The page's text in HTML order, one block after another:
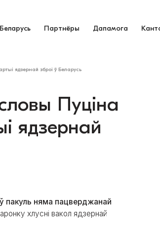
Партнёры Дапамога
ядзернай зброі ў Беларусь
Пуціна
ядзернай
пакуль няма пацверджанай
хлусні вакол ядзернай